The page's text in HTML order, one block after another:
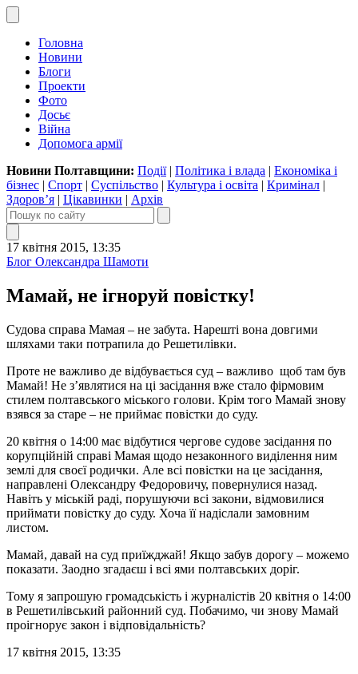
Головна
Новини
Блоги
Проекти
Фото
Досьє
Війна
Допомога армії
Новини Полтавщини: Події| Політика і влада | Економіка і
бізнес | Спорт | Суспільство | Культура і освіта | Кримінал |
Здоров’я | Цікавинки | Архів
17 квітня 2015, 13:35
Блог Олександра Шамоти
Мамай, не ігноруй повістку!
Судова справа Мамая – не забута. Нарешті вона довгими
шляхами таки потрапила до Решетилівки.
Проте не важливо де відбувається суд – важливо щоб там був
Мамай! Не з’являтися на ці засідання вже стало фірмовим
стилем полтавського міського голови. Крім того Мамай знову
взявся за старе – не приймає повістки до суду.
20 квітня о 14:00 має відбутися чергове судове засідання по
корупційній справі Мамая щодо незаконного виділення ним
землі для своєї родички. Але всі повістки на це засідання,
направлені Олександру Федоровичу, повернулися назад.
Навіть у міській раді, порушуючи всі закони, відмовилися
приймати повістку до суду. Хоча її надіслали замовним
листом.
Мамай, давай на суд приїжджай! Якщо забув дорогу – можемо
показати. Заодно згадаєш і всі ями полтавських доріг.
Тому я запрошую громадськість і журналістів 20 квітня о 14:00
в Решетилівський районний суд. Побачимо, чи знову Мамай
проігнорує закон і відповідальність?
17 квітня 2015, 13:35